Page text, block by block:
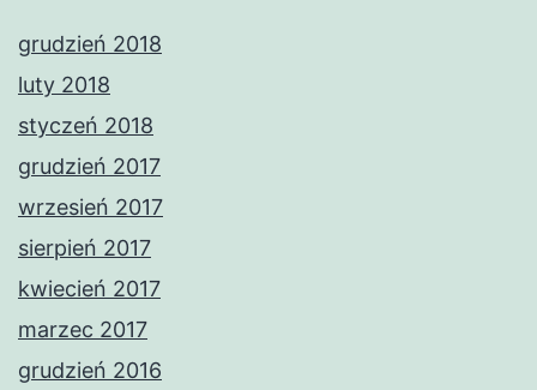
grudzień 2018
luty 2018
styczeń 2018
grudzień 2017
wrzesień 2017
sierpień 2017
kwiecień 2017
marzec 2017
grudzień 2016